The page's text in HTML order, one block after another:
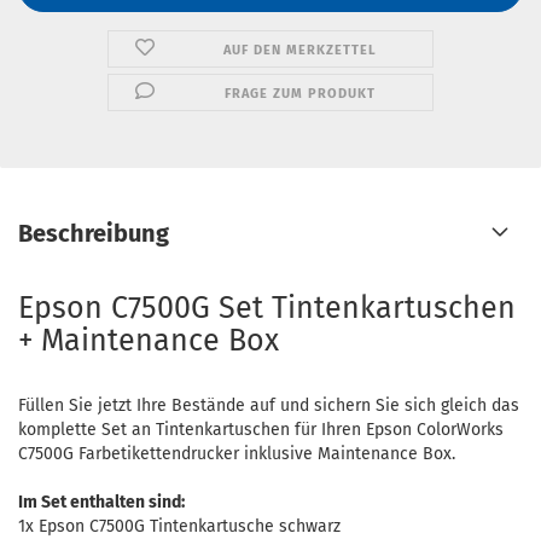
AUF DEN MERKZETTEL
FRAGE ZUM PRODUKT
Beschreibung
Epson C7500G Set Tintenkartuschen
+ Maintenance Box
Füllen Sie jetzt Ihre Bestände auf und sichern Sie sich gleich das
komplette Set an Tintenkartuschen für Ihren Epson ColorWorks
C7500G Farbetikettendrucker inklusive Maintenance Box.
Im Set enthalten sind:
1x Epson C7500G Tintenkartusche schwarz